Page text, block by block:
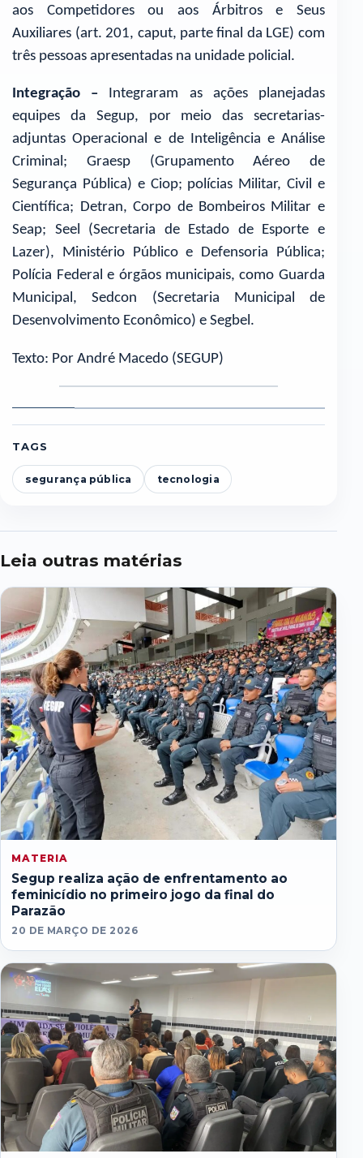
aos Competidores ou aos Árbitros e Seus
Auxiliares (art. 201, caput, parte final da LGE) com
três pessoas apresentadas na unidade policial.
Integração – Integraram as ações planejadas
equipes da Segup, por meio das secretarias-
adjuntas Operacional e de Inteligência e Análise
Criminal; Graesp (Grupamento Aéreo de
Segurança Pública) e Ciop; polícias Militar, Civil e
Científica; Detran, Corpo de Bombeiros Militar e
Seap; Seel (Secretaria de Estado de Esporte e
Lazer), Ministério Público e Defensoria Pública;
Polícia Federal e órgãos municipais, como Guarda
Municipal, Sedcon (Secretaria Municipal de
Desenvolvimento Econômico) e Segbel.
Texto: Por André Macedo (SEGUP)
1
2
3
4
5
TAGS
segurança pública tecnologia
Leia outras matérias
MATERIA
Segup realiza ação de enfrentamento ao
feminicídio no primeiro jogo da final do
Parazão
20 DE MARÇO DE 2026